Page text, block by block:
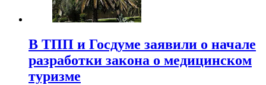
В ТПП и Госдуме заявили о начале
разработки закона о медицинском
туризме